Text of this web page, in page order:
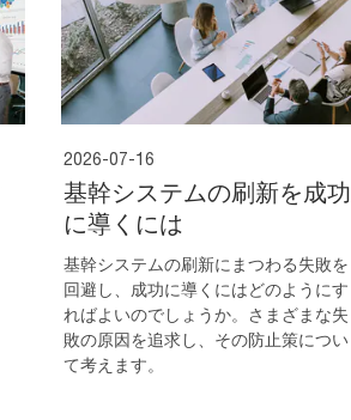
2026-07-16
基幹システムの刷新を成功
に導くには
基幹システムの刷新にまつわる失敗を
回避し、成功に導くにはどのようにす
ればよいのでしょうか。さまざまな失
敗の原因を追求し、その防止策につい
て考えます。